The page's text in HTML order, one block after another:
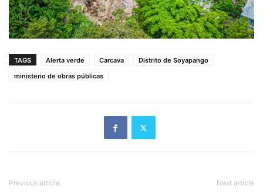
TAGS Alerta verde Carcava
Distrito de Soyapango
ministerio de obras públicas
Previous article Next article